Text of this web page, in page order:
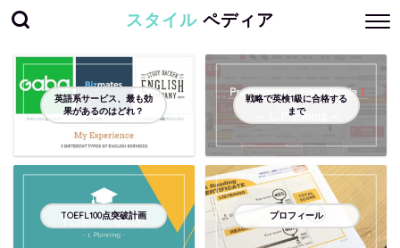
スタイル ペディア
英語系サービス、最も効
果があるのはどれ？
戦略で英検1級に合格する
まで
TOEFL100点突破計画 プロフィール